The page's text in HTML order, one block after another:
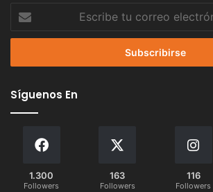
correo
Síguenos En
1.300
Followers
163
Followers
116
Followers